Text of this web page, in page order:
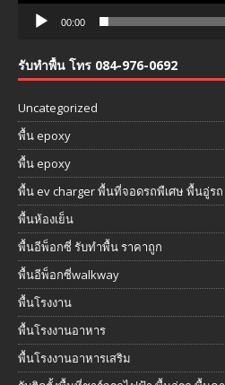
00:00
รับทำพื้น โทร 084-976-0692
Uncategorized
พื้น epoxy
พื้น epoxy
พื้น ev charger พื้นที่จอดรถพืเศษ พื้นอู่ร
พื้นห้องเย็น
พื้นอีพ็อกซี่ รับทำพื้น ราคาถูก
พื้นอีพ็อกซี่walkway
พื้นโรงงาน
พื้นโรงงานอาหาร
พื้นโรงงานอาหารเสริม